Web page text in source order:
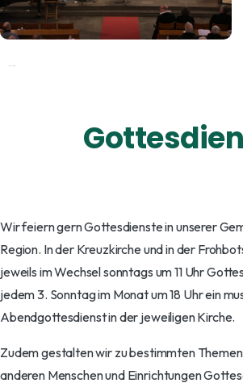
Wir feiern gern Gottesdienste in unserer
Region. In der Kreuzkirche und in der
jeweils im Wechsel sonntags um 11 Uhr
jedem 3. Sonntag im Monat um 18 Uhr ein
Abendgottesdienst in der jeweiligen Kirche.
Zudem gestalten wir zu bestimmten
anderen Menschen und Einrichtungen